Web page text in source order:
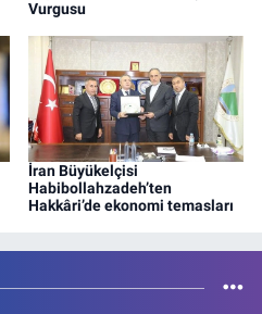
Vurgusu
İran Büyükelçisi
Habibollahzadeh’ten
Hakkâri’de ekonomi temasları